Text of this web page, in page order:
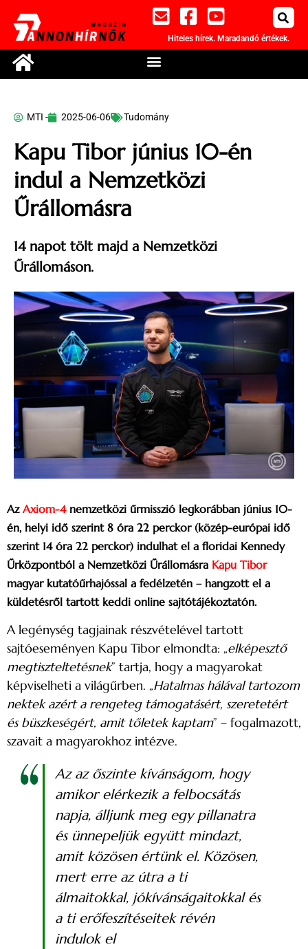
Hiteles hírek. Maradandó értékek.
MTI - 2025-06-06 Tudomány
Kapu Tibor június 10-én
indul a Nemzetközi
Űrállomásra
14 napot tölt majd a Nemzetközi
Űrállomáson.
Az Axiom-4nemzetközi űrmisszió legkorábban június 10-
én, helyi idő szerint 8 óra 22 perckor (közép-európai idő
szerint 14 óra 22 perckor) indulhat el a floridai Kennedy
Űrközpontból a Nemzetközi Űrállomásra Kapu Tibor
magyar kutatóűrhajóssal a fedélzetén – hangzott el a
küldetésről tartott keddi online sajtótájékoztatón.
A legénység tagjainak részvételével tartott
sajtóeseményen Kapu Tibor elmondta: „elképesztő
megtiszteltetésnek” tartja, hogy a magyarokat
képviselheti a világűrben. „Hatalmas hálával tartozom
nektek azért a rengeteg támogatásért, szeretetért
és büszkeségért, amit tőletek kaptam” – fogalmazott,
szavait a magyarokhoz intézve.
Az az őszinte kívánságom, hogy
amikor elérkezik a felbocsátás
napja, álljunk meg egy pillanatra
és ünnepeljük együtt mindazt,
amit közösen értünk el. Közösen,
mert erre az útra a ti
álmaitokkal, jókívánságaitokkal és
a ti erőfeszítéseitek révén
indulok el